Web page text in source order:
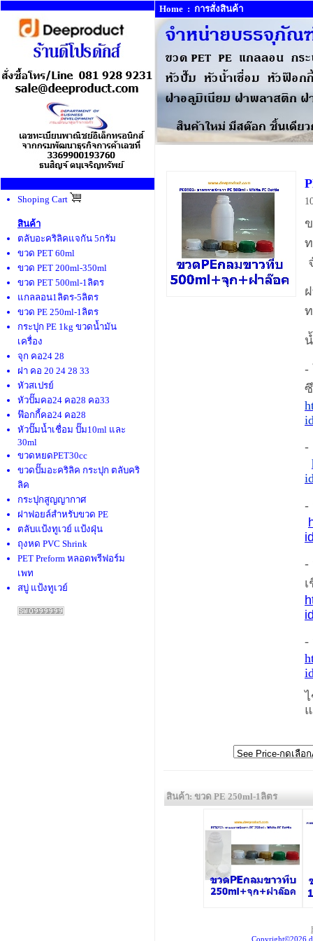
Shoping Cart
สินค้า
ตลับอะคริลิคแจกัน 5กรัม
ขวด PET 60ml
ขวด PET 200ml-350ml
ขวด PET 500ml-1ลิตร
แกลลอน1ลิตร-5ลิตร
ขวด PE 250ml-1ลิตร
กระปุก PE 1kg ขวดน้ำมัน
เครื่อง
จุก คอ24 28
ฝา คอ 20 24 28 33
หัวสเปรย์
หัวปั๊มคอ24 คอ28 คอ33
ฟ๊อกกี้คอ24 คอ28
หัวปั๊มน้ำเชื่อม ปั๊ม10ml และ
30ml
ขวดหยดPET30cc
ขวดปั๊มอะคริลิค กระปุก ตลับคริ
ลิค
กระปุกสูญญากาศ
ฝาฟอยล์สำหรับขวด PE
ตลับแป้งทูเวย์ แป้งฝุ่น
ถุงหด PVC Shrink
PET Preform หลอดพรีฟอร์ม
เพท
สบู่ แป้งทูเวย์
Home : การสั่งสินค้า
-
-
-
-
-
สินค้า: ขวด PE 250ml-1ลิตร
Copyright©2026